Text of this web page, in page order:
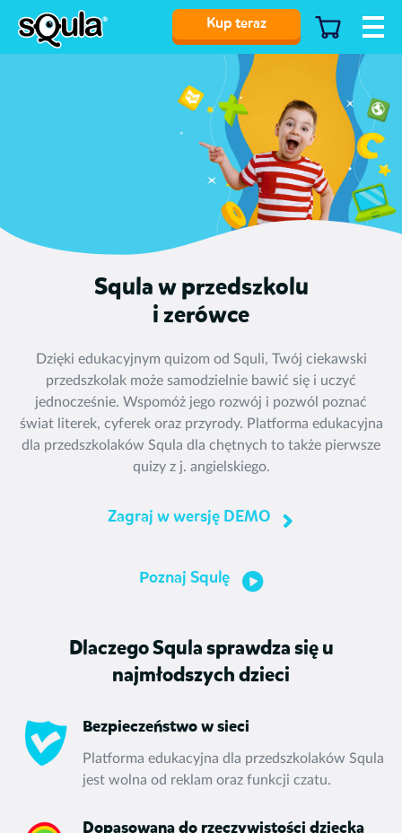
Kup teraz
Squla w przedszkolu
i zerówce
Dzięki edukacyjnym quizom od Squli, Twój ciekawski
przedszkolak może samodzielnie bawić się i uczyć
jednocześnie. Wspomóż jego rozwój i pozwól poznać
świat literek, cyferek oraz przyrody. Platforma edukacyjna
dla przedszkolaków Squla dla chętnych to także pierwsze
quizy z j. angielskiego.
Zagraj w wersję DEMO
Poznaj Squlę
Dlaczego Squla sprawdza się u
najmłodszych dzieci
Bezpieczeństwo w sieci
Platforma edukacyjna dla przedszkolaków Squla
jest wolna od reklam oraz funkcji czatu.
Dopasowana do rzeczywistości dziecka